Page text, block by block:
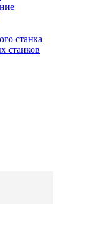
станка
станков